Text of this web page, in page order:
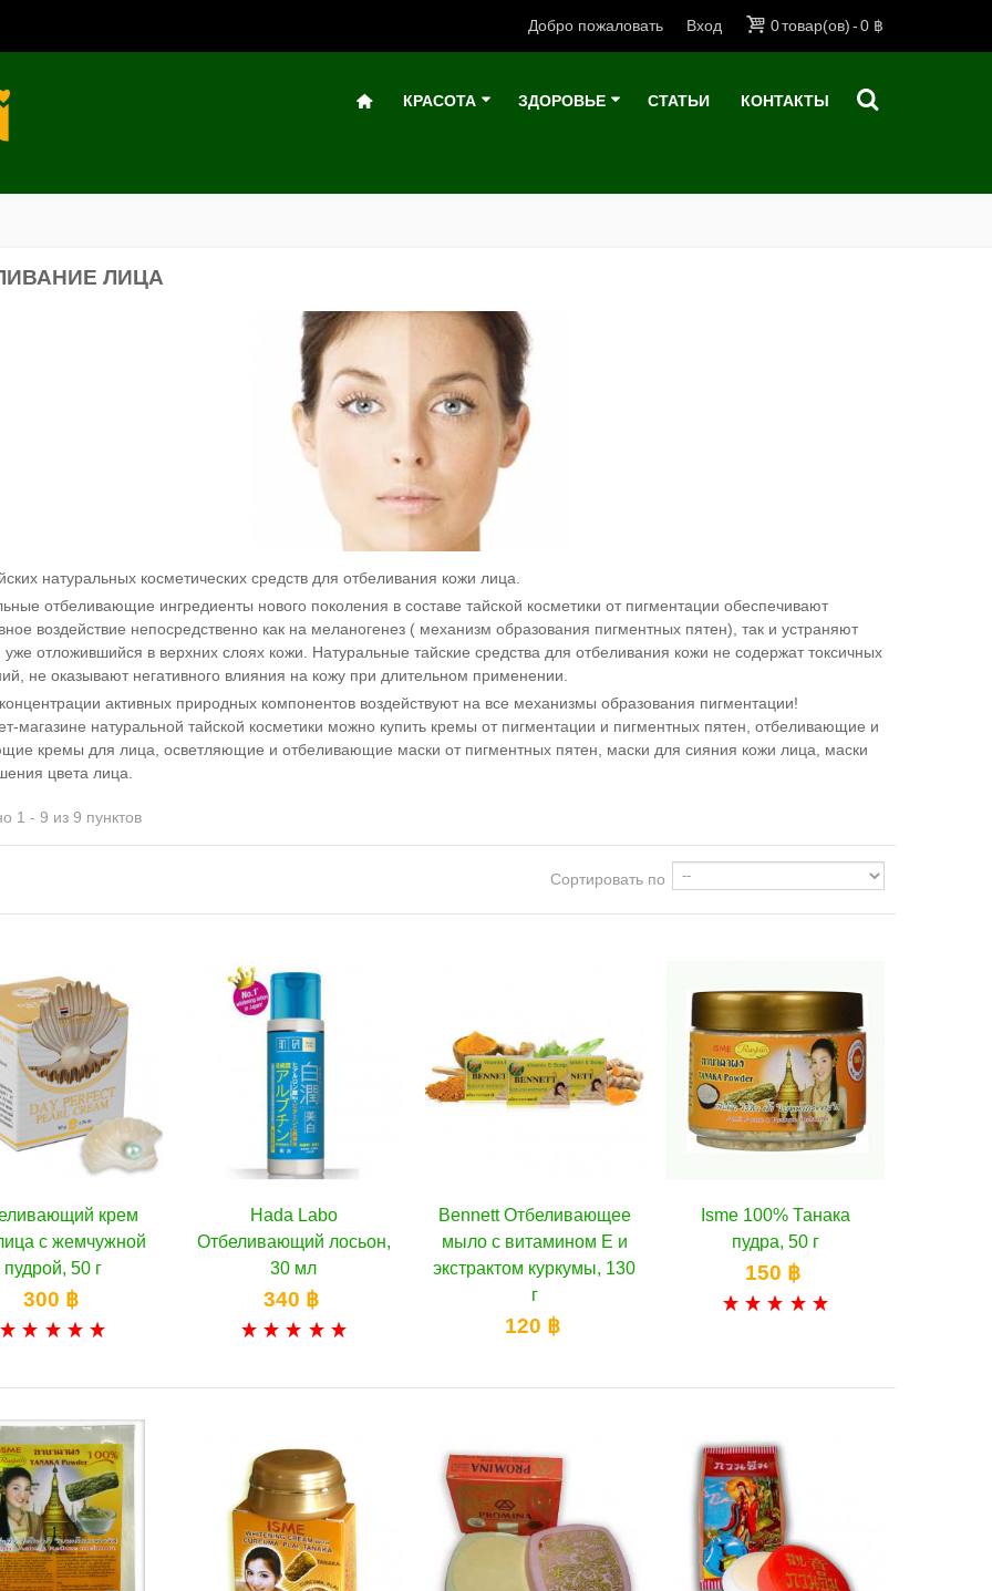
0товар(ов)-0 ฿
Добро пожаловать Вход
КРАСОТА ЗДОРОВЬЕ СТАТЬИ КОНТАКТЫ
ЛИЦА
натуральных косметических средств для отбеливания кожи лица.
отбеливающие ингредиенты нового поколения в составе тайской косметики от пигментации обеспечивают
воздействие непосредственно как на меланогенез ( механизм образования пигментных пятен), так и устраняют
отложившийся в верхних слоях кожи. Натуральные тайские средства для отбеливания кожи не содержат токсичных
не оказывают негативного влияния на кожу при длительном применении.
активных природных компонентов воздействуют на все механизмы образования пигментации!
магазине натуральной тайской косметики можно купить кремы от пигментации и пигментных пятен, отбеливающие и
кремы для лица, осветляющие и отбеливающие маски от пигментных пятен, маски для сияния кожи лица, маски
цвета лица.
1 - 9 из 9 пунктов
Сортировать по
В корзину
крем
с жемчужной
пудрой, 50 г
300 ฿
В корзину
Hada Labo
Отбеливающий лосьон,
30 мл
340 ฿
В корзину
Bennett Отбеливающее
мыло с витамином Е и
экстрактом куркумы, 130
г
120 ฿
В корзину
Isme 100% Танака
пудра, 50 г
150 ฿